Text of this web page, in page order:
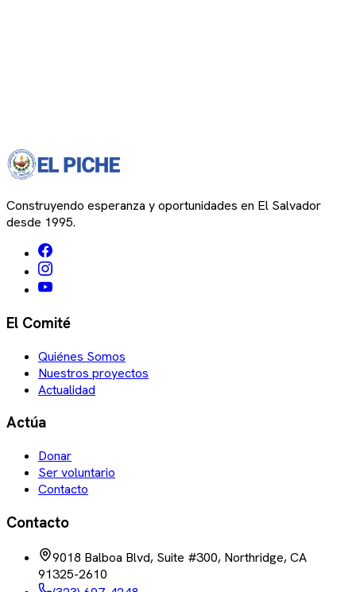
Construyendo esperanza y oportunidades en El Salvador
desde 1995.
El Comité
Quiénes Somos
Nuestros proyectos
Actualidad
Actúa
Donar
Ser voluntario
Contacto
Contacto
9018 Balboa Blvd, Suite #300, Northridge, CA
91325-2610